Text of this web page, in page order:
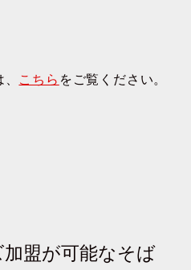
こちら をご覧ください。
盟が可能なそば